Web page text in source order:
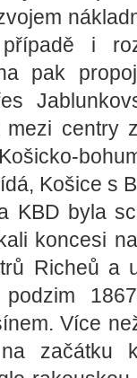
i
pak
centry
Košice s
KBD byla
koncesi
Richeů a
Více
začátku